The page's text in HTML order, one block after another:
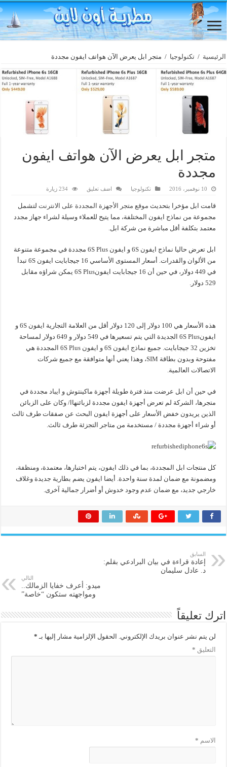
الرئيسية / تكنولوجيا / متجر ابل يعرض الآن هواتف ايفون مجددة
متجر ابل يعرض الآن هواتف ايفون
مجددة
10 نوفمبر، 2016 تكنولوجيا اضف تعليق 234 زيارة
قامت ابل مؤخرا بتحديث موقع متجر الأجهزة المجددة على الانترنت لتشمل
مجموعة من نماذج ايفون المختلفة، مما يتيح للعملاء وسيلة لشراء جهاز مجدد
معتمد بتكلفة أقل مباشرة من شركة ابل.
ابل تعرض حاليا نماذج ايفون 6S و ايفون 6S Plus مجددة في مجموعة متنوعة
من الألوان والقدرات. أسعار المستوى الأساسي 16 جيجابايت ايفون 6S تبدأ
في 449 دولار، في حين أن 16 جيجابايت ايفون6S Plus يمكن شراؤه مقابل
529 دولار.
هذه الأسعار هي 100 دولار إلى 120 دولار أقل من العلامة التجارية ايفون 6S و
ايفون6S Plus الجديدة التي يتم تسعيرها في 549 دولار و 649 دولار لمساحة
تخزين 32 جيجابايت. جميع نماذج ايفون 6S و ايفون 6S Plus المجددة هي
مفتوحة وبدون بطاقة SIM، وهذا يعني أنها متوافقة مع جميع شركات
الاتصالات العالمية.
في حين أن ابل عرضت منذ فترة طويلة أجهزة ماكينتوش و ايباد مجددة في
متجرها، الشركة لم تعرض أجهزة ايفون مجددة لزبائنهاا/ وكان على الزبائن
الذين يريدون خفض الأسعار على أجهزة ايفون البحث عن صفقات طرف ثالث
أو شراء أجهزة مجددة / مستخدمة من متاجر التجزئة طرف ثالث.
كل منتجات ابل المجددة، بما في ذلك ايفون، يتم اختبارها، معتمدة، ومنظفة،
ومضمونة مع ضمان لمدة سنة واحدة. أيضا ايفون يضم بطارية جديدة وغلاف
خارجي جديد، مع ضمان عدم وجود خدوش أو أضرار جمالية آخرى.
السابق
إعادة قراءة في بيان البرادعي بقلم:
د. عادل سليمان
التالي
ميدو: أعرف خفايا الزمالك..
ومواجهته ستكون “خاصة”
اترك تعليقاً
لن يتم نشر عنوان بريدك الإلكتروني. الحقول الإلزامية مشار إليها بـ *
التعليق *
الاسم *